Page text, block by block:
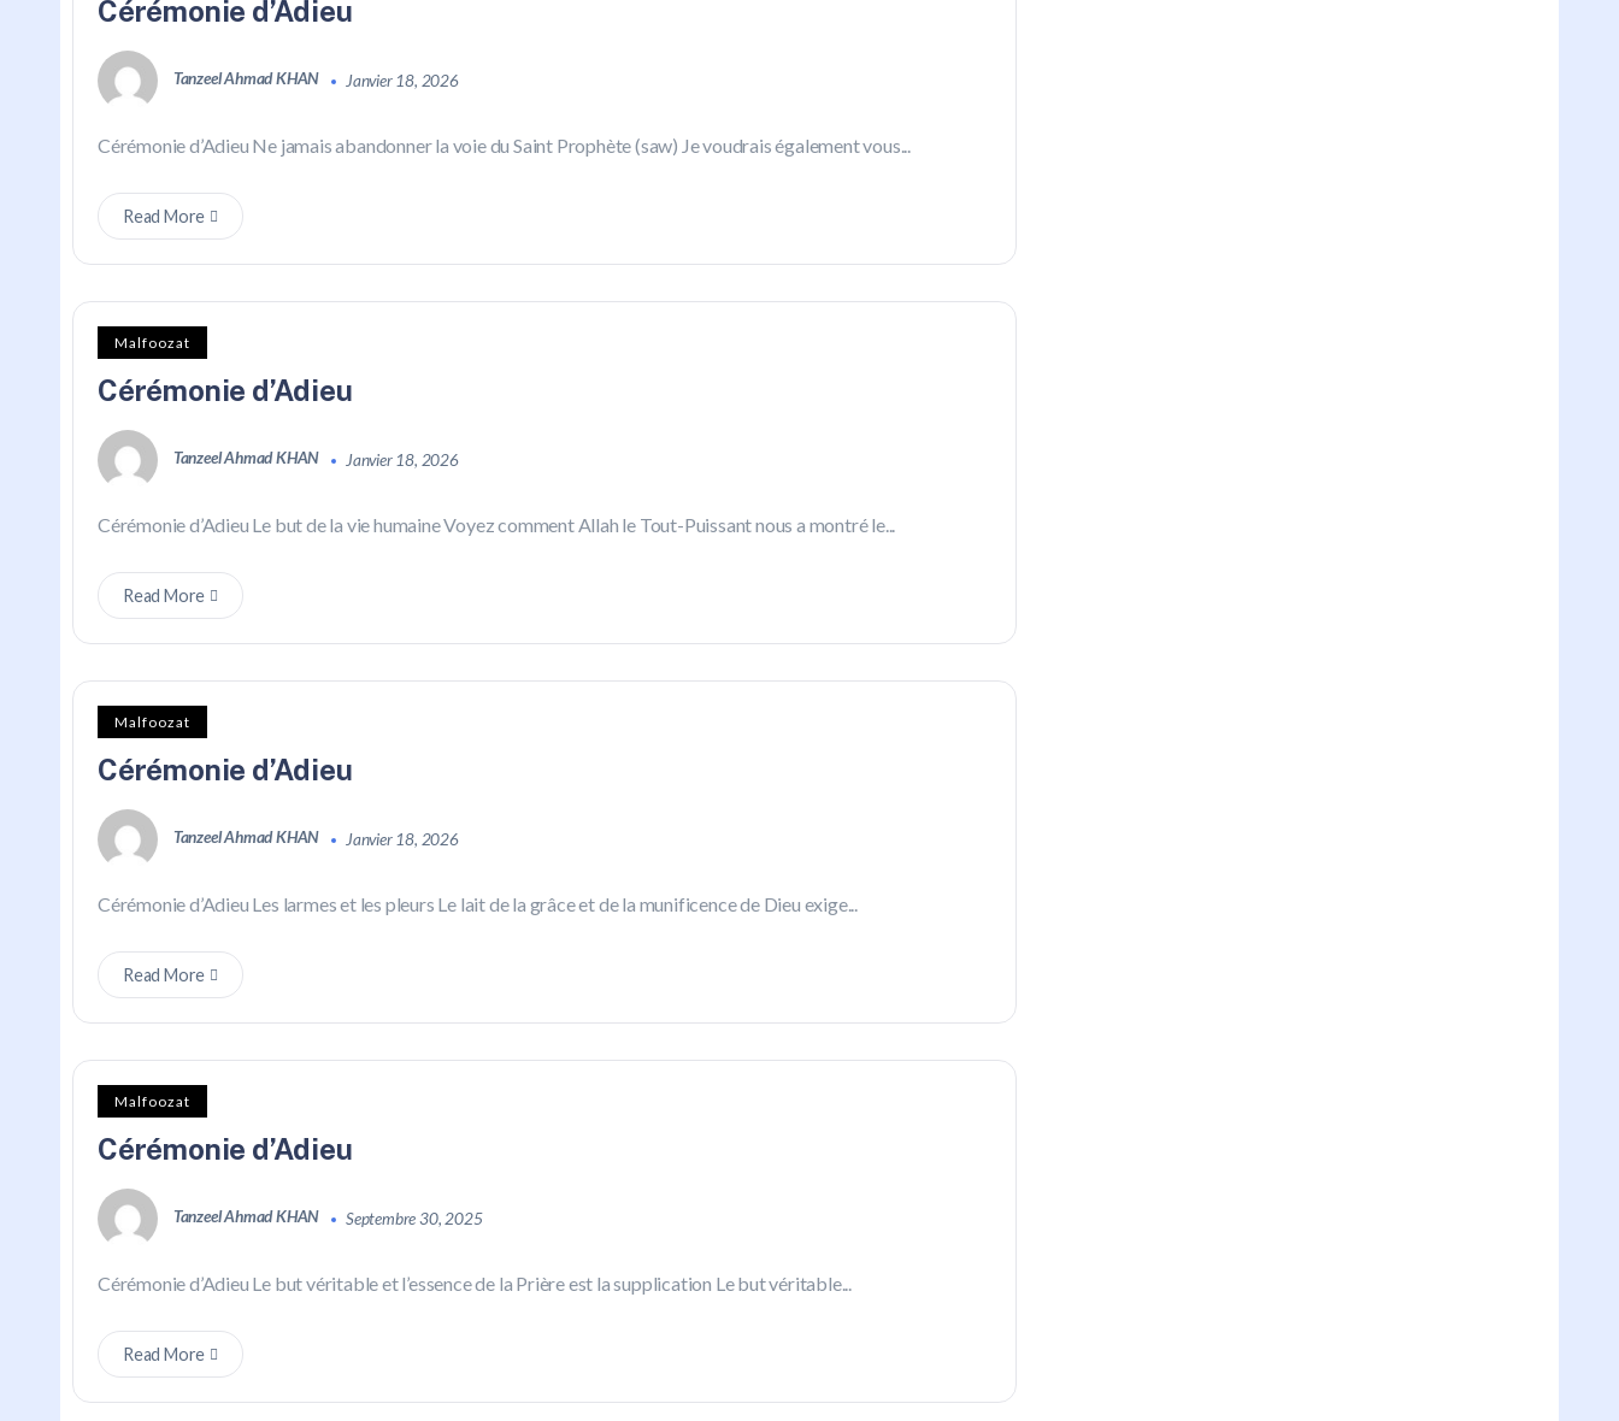
Cérémonie d’Adieu
Tanzeel Ahmad KHAN Janvier 18, 2026
Cérémonie d’Adieu Ne jamais abandonner la voie du Saint Prophète (saw) Je voudrais également vous...
Read More
Malfoozat
Cérémonie d’Adieu
Tanzeel Ahmad KHAN Janvier 18, 2026
Cérémonie d’Adieu Le but de la vie humaine Voyez comment Allah le Tout-Puissant nous a montré le...
Read More
Malfoozat
Cérémonie d’Adieu
Tanzeel Ahmad KHAN Janvier 18, 2026
Cérémonie d’Adieu Les larmes et les pleurs Le lait de la grâce et de la munificence de Dieu exige...
Read More
Malfoozat
Cérémonie d’Adieu
Tanzeel Ahmad KHAN Septembre 30, 2025
Cérémonie d’Adieu Le but véritable et l’essence de la Prière est la supplication Le but véritable...
Read More